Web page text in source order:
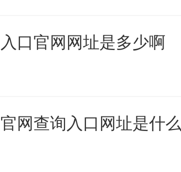
口官网网址是多少啊
网查询入口网址是什么